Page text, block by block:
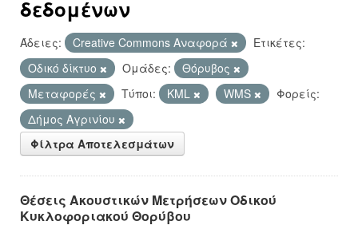
δεδομένων
Άδειες: Creative Commons Αναφορά
Ετικέτες:
Οδικό δίκτυο
Ομάδες:
Θόρυβος
Μεταφορές
Τύποι: KML WMS
Φορείς:
Δήμος Αγρινίου
Φίλτρα Αποτελεσμάτων
Θέσεις Ακουστικών Μετρήσεων Οδικού
Κυκλοφοριακού Θορύβου